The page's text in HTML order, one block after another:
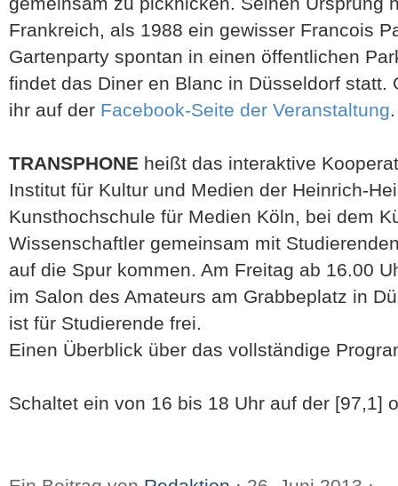
Frankreich, als 1988 ein gewisser Francois
Gartenparty spontan in einen öffentlichen
findet das Diner en Blanc in Düsseldorf statt.
ihr auf der Facebook-Seite der Veranstaltung.
TRANSPHONE heißt das interaktive
Institut für Kultur und Medien der Heinrich-
Kunsthochschule für Medien Köln, bei dem
Wissenschaftler gemeinsam mit
auf die Spur kommen. Am Freitag ab 16.00
im Salon des Amateurs am Grabbeplatz in
ist für Studierende frei.
Einen Überblick über das vollständige
Schaltet ein von 16 bis 18 Uhr auf der [97,1]